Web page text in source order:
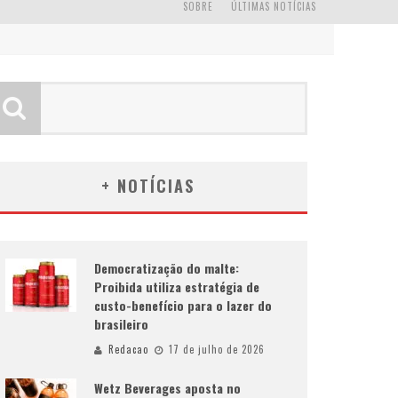
ÚLTIMAS NOTÍCIAS
SOBRE
+ NOTÍCIAS
Democratização do malte:
Proibida utiliza estratégia de
custo-benefício para o lazer do
brasileiro
Redacao 17 de julho de 2026
Wetz Beverages aposta no